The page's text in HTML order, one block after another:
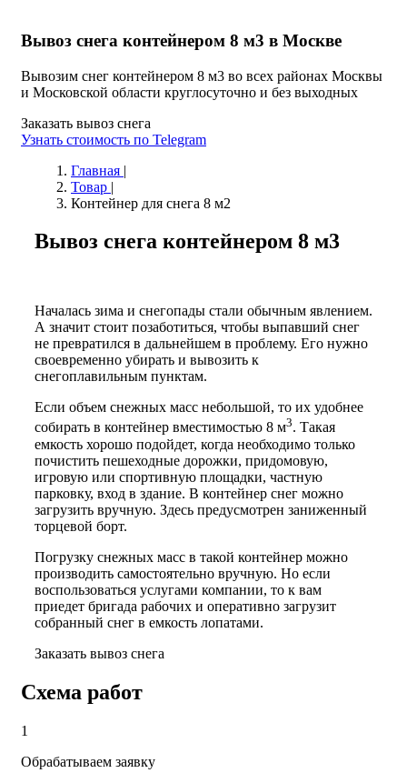
Вывоз снега контейнером 8 м3 в Москве
Вывозим снег контейнером 8 м3 во всех районах Москвы
и Московской области круглосуточно и без выходных
Заказать вывоз снега
Узнать стоимость по Telegram
Главная |
Товар |
Контейнер для снега 8 м2
Вывоз снега контейнером 8 м3
Началась зима и снегопады стали обычным явлением.
А значит стоит позаботиться, чтобы выпавший снег
не превратился в дальнейшем в проблему. Его нужно
своевременно убирать и вывозить к
снегоплавильным пунктам.
Если объем снежных масс небольшой, то их удобнее
собирать в контейнер вместимостью 8 м3. Такая
емкость хорошо подойдет, когда необходимо только
почистить пешеходные дорожки, придомовую,
игровую или спортивную площадки, частную
парковку, вход в здание. В контейнер снег можно
загрузить вручную. Здесь предусмотрен заниженный
торцевой борт.
Погрузку снежных масс в такой контейнер можно
производить самостоятельно вручную. Но если
воспользоваться услугами компании, то к вам
приедет бригада рабочих и оперативно загрузит
собранный снег в емкость лопатами.
Заказать вывоз снега
Схема работ
1
Обрабатываем заявку